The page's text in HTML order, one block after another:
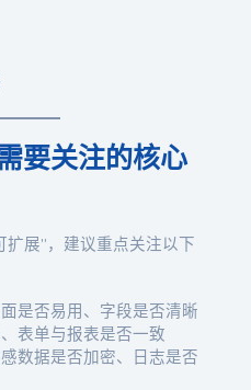
要关注的核心
展”，建议重点关注以下
是否易用、字段是否清晰
表单与报表是否一致
数据是否加密、日志是否